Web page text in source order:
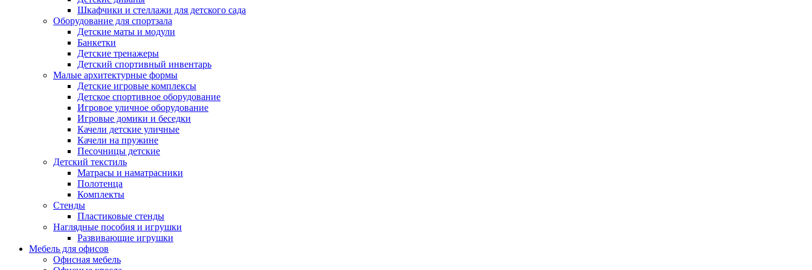
Шкафчики и стеллажи для детского сада
Оборудование для спортзала
Детские маты и модули
Банкетки
Детские тренажеры
Детский спортивный инвентарь
Малые архитектурные формы
Детские игровые комплексы
Детское спортивное оборудование
Игровое уличное оборудование
Игровые домики и беседки
Качели детские уличные
Качели на пружине
Песочницы детские
Детский текстиль
Матрасы и наматрасники
Полотенца
Комплекты
Стенды
Пластиковые стенды
Наглядные пособия и игрушки
Развивающие игрушки
Мебель для офисов
Офисная мебель